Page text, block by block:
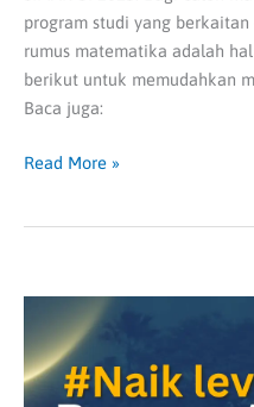
program studi yang
rumus matematika adalah
berikut untuk memudahkan
Baca juga:
Read More »